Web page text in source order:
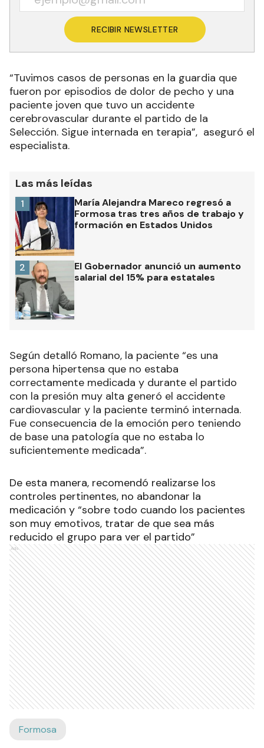
RECIBIR NEWSLETTER
“Tuvimos casos de personas en la guardia que
fueron por episodios de dolor de pecho y una
paciente joven que tuvo un accidente
cerebrovascular durante el partido de la
Selección. Sigue internada en terapia”, aseguró el
especialista.
Las más leídas
María Alejandra Mareco regresó a
Formosa tras tres años de trabajo y
formación en Estados Unidos
1
El Gobernador anunció un aumento
salarial del 15% para estatales
2
Según detalló Romano, la paciente “es una
persona hipertensa que no estaba
correctamente medicada y durante el partido
con la presión muy alta generó el accidente
cardiovascular y la paciente terminó internada.
Fue consecuencia de la emoción pero teniendo
de base una patología que no estaba lo
suficientemente medicada”.
De esta manera, recomendó realizarse los
controles pertinentes, no abandonar la
medicación y “sobre todo cuando los pacientes
son muy emotivos, tratar de que sea más
reducido el grupo para ver el partido”
Ads
Formosa